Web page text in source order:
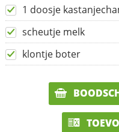
1 doosje
scheutje melk
klontje boter